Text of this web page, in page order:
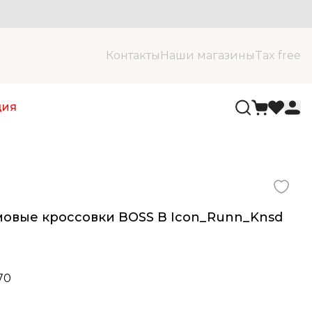
Контакты Наши магазиныTax free
кроссовки BOSS B Icon_Runn_Knsd